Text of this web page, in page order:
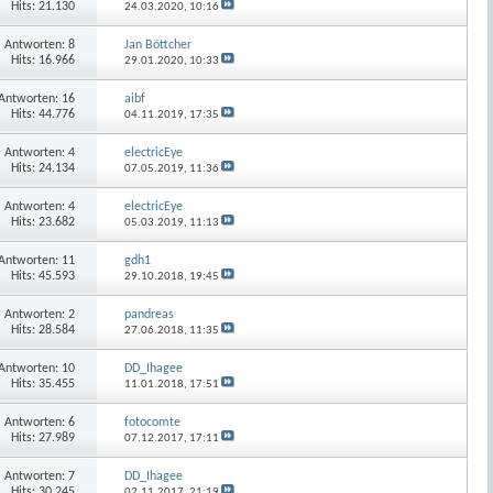
Hits: 21.130 24.03.2020, 10:16
Antworten: 8
Hits: 16.966
Jan Böttcher
29.01.2020, 10:33
16
Hits: 44.776
aibf
04.11.2019, 17:35
Antworten: 4
Hits: 24.134
electricEye
07.05.2019, 11:36
Antworten: 4
Hits: 23.682
electricEye
05.03.2019, 11:13
11
Hits: 45.593
gdh1
29.10.2018, 19:45
Antworten: 2
Hits: 28.584
pandreas
27.06.2018, 11:35
10
Hits: 35.455
DD_Ihagee
11.01.2018, 17:51
Antworten: 6
Hits: 27.989
fotocomte
07.12.2017, 17:11
Antworten: 7
DD_Ihagee